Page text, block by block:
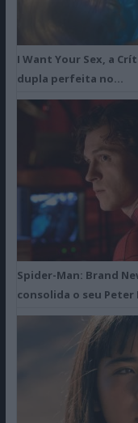
I Want Your Sex, a
dupla perfeita no…
Spider-Man: Brand
consolida o seu Peter